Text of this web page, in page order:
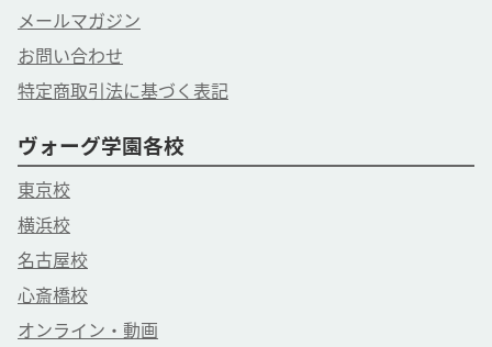
メールマガジン
お問い合わせ
特定商取引法に基づく表記
ヴォーグ学園各校
東京校
横浜校
名古屋校
心斎橋校
オンライン・動画